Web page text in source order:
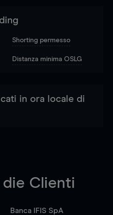
Shorting permesso
Distanza minima OSLG
in ora locale di
Clienti
Banca IFIS SpA